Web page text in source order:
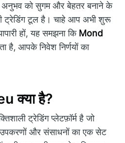
को सुगम और बेहतर बनाने के
ट्रेडिंग टूल है। चाहे आप अभी शुरू
हों, यह समझना कि Mond
है, आपके निवेश निर्णयों का
क्या है?
ट्रेडिंग प्लेटफ़ॉर्म है जो
और संसाधनों का एक सेट